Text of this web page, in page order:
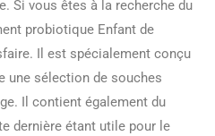
Si vous êtes à la recherche du
probiotique Enfant de
Il est spécialement conçu
une sélection de souches
Il contient également du
dernière étant utile pour le